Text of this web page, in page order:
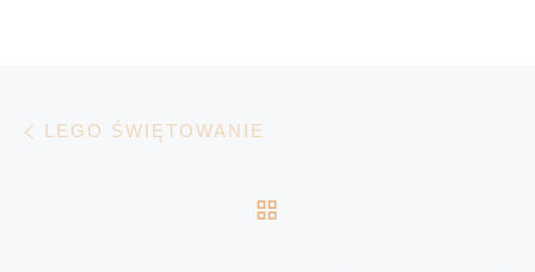
Nawigacja wpisu
LEGO ŚWIĘTOWANIE